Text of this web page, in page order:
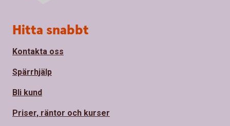
Sidfot
Hitta snabbt
Kontakta oss
Spärrhjälp
Bli kund
Priser, räntor och kurser